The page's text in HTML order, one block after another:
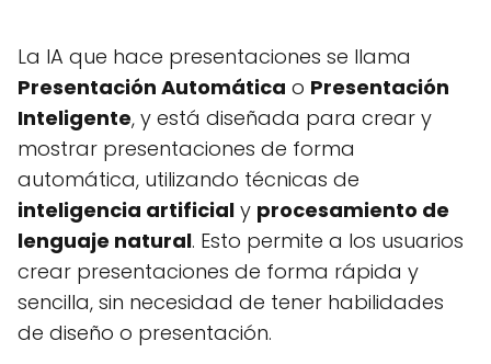
La IA que hace presentaciones se llama
Presentación Automática o Presentación
Inteligente, y está diseñada para crear y
mostrar presentaciones de forma
automática, utilizando técnicas de
inteligencia artificial y procesamiento de
lenguaje natural. Esto permite a los usuarios
crear presentaciones de forma rápida y
sencilla, sin necesidad de tener habilidades
de diseño o presentación.